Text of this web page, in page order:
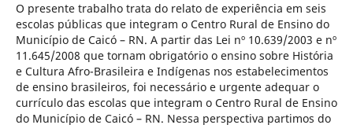
O presente trabalho trata do relato de experiência em seis
escolas públicas que integram o Centro Rural de Ensino do
Município de Caicó – RN. A partir das Lei nº 10.639/2003 e nº
11.645/2008 que tornam obrigatório o ensino sobre História
e Cultura Afro-Brasileira e Indígenas nos estabelecimentos
de ensino brasileiros, foi necessário e urgente adequar o
currículo das escolas que integram o Centro Rural de Ensino
do Município de Caicó – RN. Nessa perspectiva partimos do